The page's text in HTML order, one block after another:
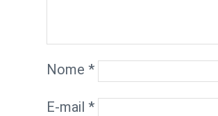
Nome*
E-mail*